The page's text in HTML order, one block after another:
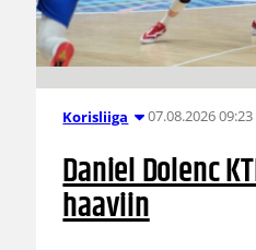
Korisliiga 07.08.2026 09:23
Daniel Dolenc
haaviin